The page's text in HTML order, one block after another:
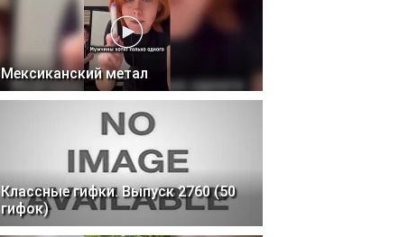
Мексиканский метал
Классные гифки. Выпуск 2760 (50
гифок)